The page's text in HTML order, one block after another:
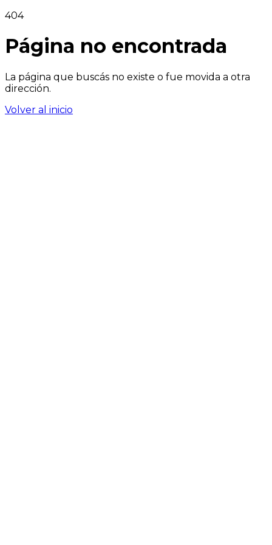
404
Página no encontrada
La página que buscás no existe o fue movida a otra
dirección.
Volver al inicio